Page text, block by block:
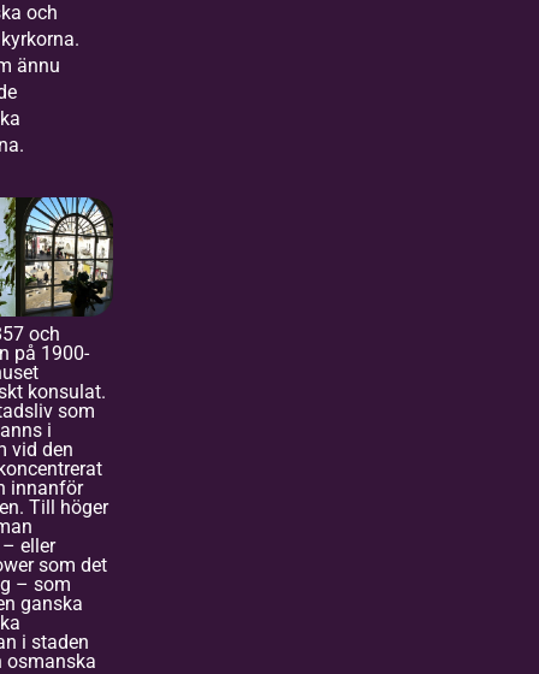
och
ännu
och
på 1900-
konsulat.
som
i
vid den
innanför
Till höger
eller
som det
– som
ganska
i staden
osmanska